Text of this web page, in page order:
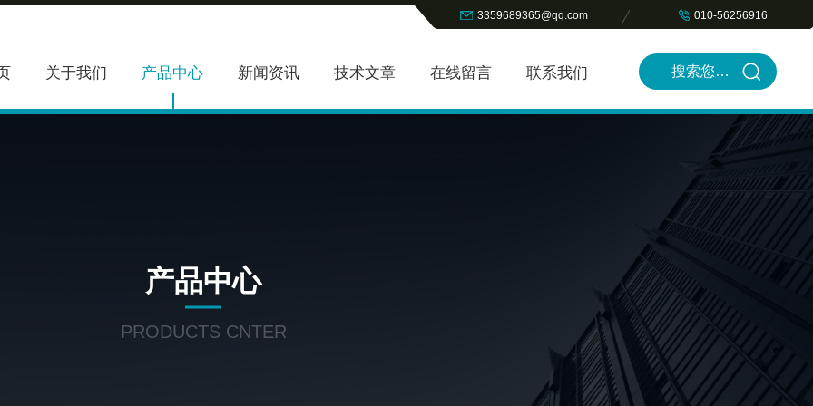
3359689365@qq.com 010-56256916
关于我们 产品中心 新闻资讯 技术文章 在线留言 联系我们
产品中心
PRODUCTS CNTER